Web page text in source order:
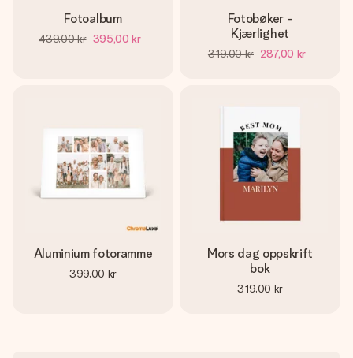
Fotoalbum
439,00 kr 395,00 kr
Fotobøker -
Kjærlighet
319,00 kr 287,00 kr
Aluminium fotoramme
399,00 kr
Mors dag oppskrift
bok
319,00 kr